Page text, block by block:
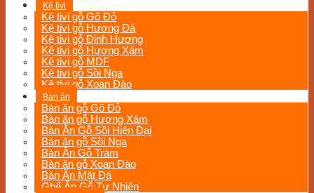
Kệ tivi
Kệ tivi gỗ Gõ Đỏ
Kệ tivi gỗ Hương Đá
Kệ tivi gỗ Đinh Hương
Kệ tivi gỗ Hương Xám
Kệ tivi gỗ MDF
Kệ tivi gỗ Sồi Nga
Kệ tivi gỗ Xoan Đào
Bàn ăn
Bàn ăn gỗ Gõ Đỏ
Bàn ăn gỗ Hương Xám
Bàn Ăn Gỗ Sồi Hiện Đại
Bàn ăn gỗ Sồi Nga
Bàn Ăn Gỗ Tràm
Bàn ăn gỗ Xoan Đào
Bàn Ăn Mặt Đá
Ghế Ăn Gỗ Tự Nhiên